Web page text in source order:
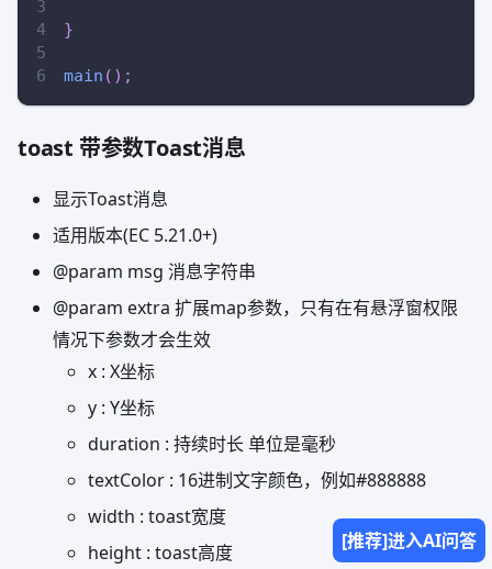
}
main ( ) ;
toast 带参数Toast消息
显示Toast消息
适用版本(EC 5.21.0+)
@param msg 消息字符串
@param extra 扩展map参数，只有在有悬浮窗权限
情况下参数才会生效
x : X坐标
y : Y坐标
duration : 持续时长 单位是毫秒
textColor : 16进制文字颜色，例如#888888
width : toast宽度
height : toast高度
[推荐]进入AI问答